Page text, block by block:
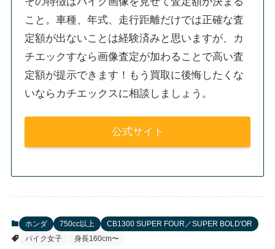
こと。車種、年式、走行距離だけでは正確な査
定額が出ないことは経験済みと思いますが、カ
チエックすなら画像査定が加わることで高い査
定額が提示できます！もう買取に後悔したくな
いならカチエックスに相談しましょう。
公式サイト
ホンダ 750cc以上
CB1300 SUPER FOUR／SUPER BOLD'OR
バイク女子
身長160cm〜